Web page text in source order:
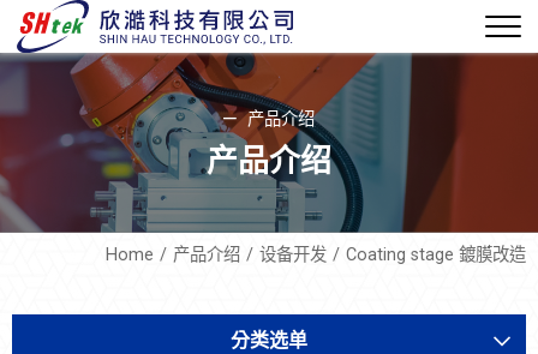
产品介绍
产品介绍
Home 产品介绍 设备开发 Coating stage 鍍膜改造
分类选单